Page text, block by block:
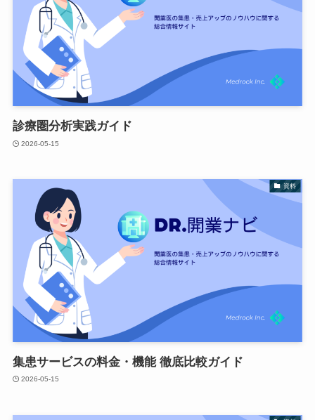
診療圏分析実践ガイド
2026-05-15
資料
集患サービスの料金・機能 徹底比較ガイド
2026-05-15